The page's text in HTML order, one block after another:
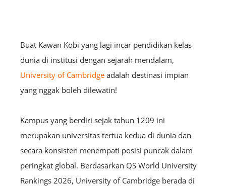
Buat Kawan Kobi yang lagi incar pendidikan kelas
dunia di institusi dengan sejarah mendalam,
University of Cambridge adalah destinasi impian
yang nggak boleh dilewatin!
Kampus yang berdiri sejak tahun 1209 ini
merupakan universitas tertua kedua di dunia dan
secara konsisten menempati posisi puncak dalam
peringkat global. Berdasarkan QS World University
Rankings 2026, University of Cambridge berada di